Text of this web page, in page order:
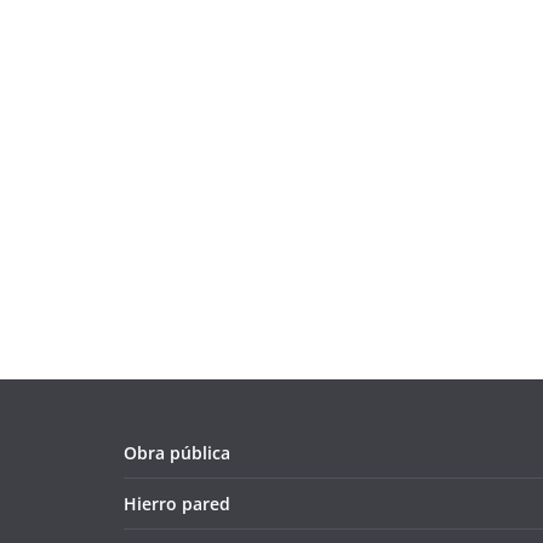
Obra pública
Hierro pared